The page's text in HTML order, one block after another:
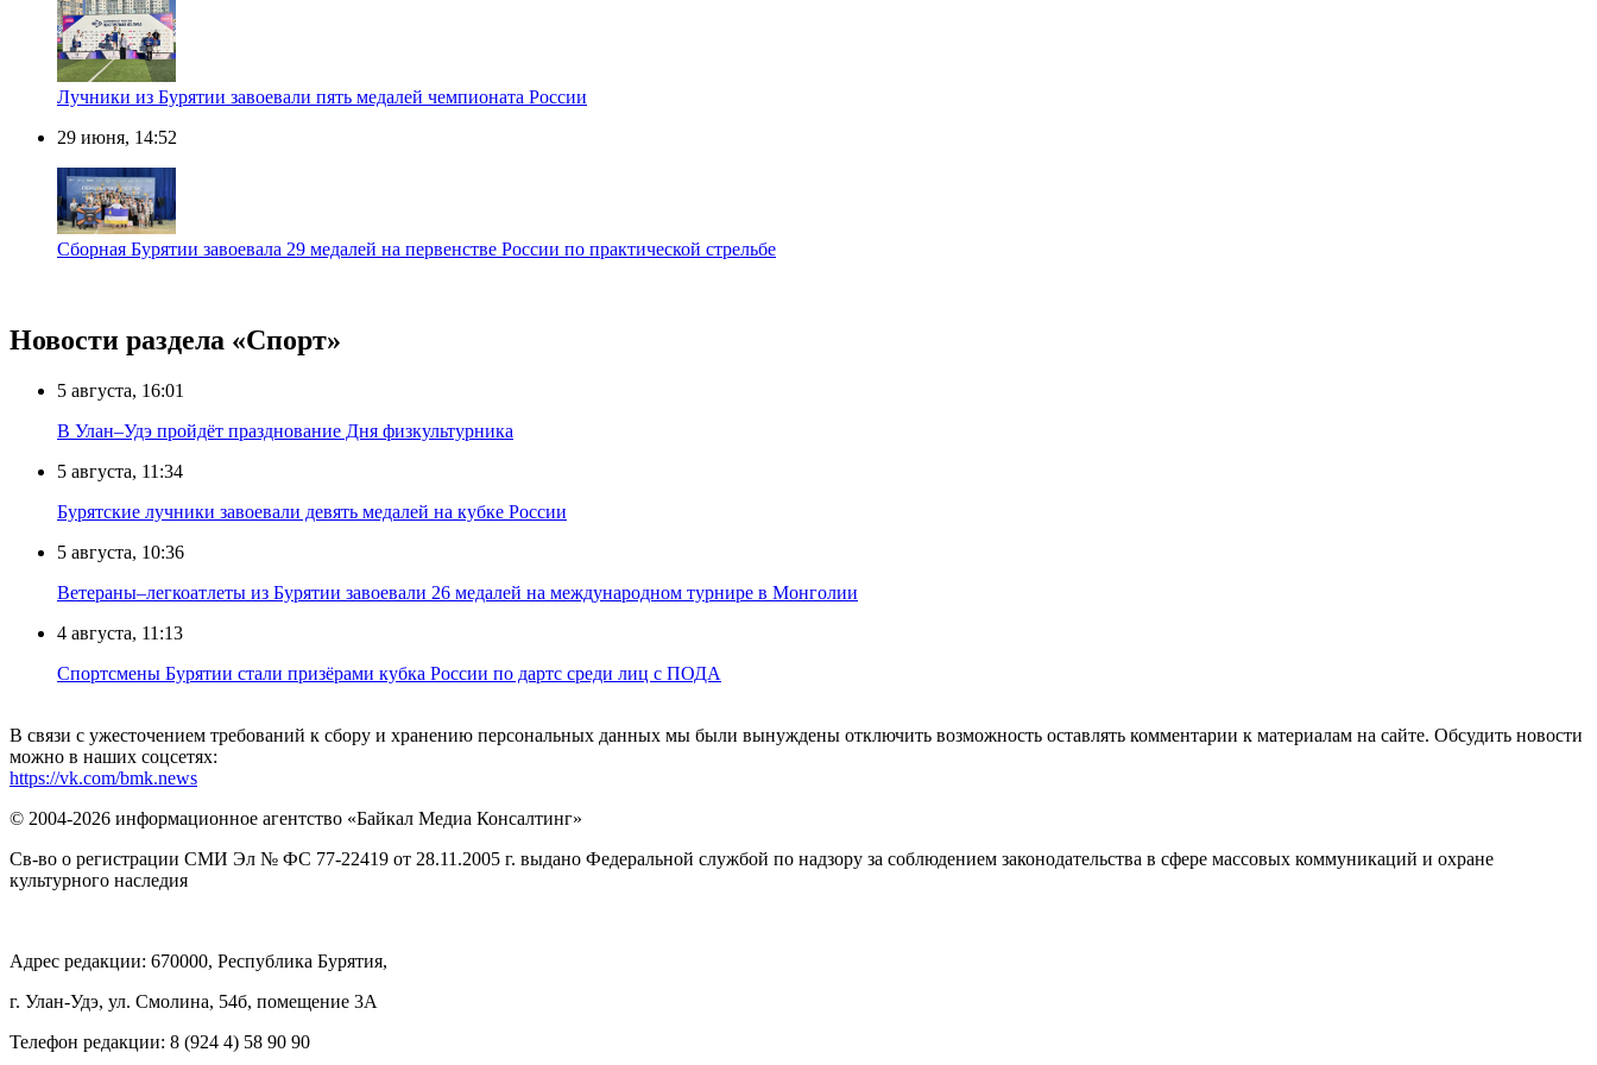
Лучники из Бурятии завоевали пять медалей чемпионата России
29 июня, 14:52
Сборная Бурятии завоевала 29 медалей на первенстве России по практической стрельбе
Новости раздела «Cпорт»
5 августа, 16:01
В Улан–Удэ пройдёт празднование Дня физкультурника
5 августа, 11:34
Бурятские лучники завоевали девять медалей на кубке России
5 августа, 10:36
Ветераны–легкоатлеты из Бурятии завоевали 26 медалей на международном турнире в Монголии
4 августа, 11:13
Спортсмены Бурятии стали призёрами кубка России по дартс среди лиц с ПОДА
В связи с ужесточением требований к сбору и хранению персональных данных мы были вынуждены отключить возможность оставлять комментарии к материалам на сайте. Обсудить новости
можно в наших соцсетях:
https://vk.com/bmk.news
© 2004-2026 информационное агентство «Байкал Медиа Консалтинг»
Св-во о регистрации СМИ Эл № ФС 77-22419 от 28.11.2005 г. выдано Федеральной службой по надзору за соблюдением законодательства в сфере массовых коммуникаций и охране
культурного наследия
Адрес редакции: 670000, Республика Бурятия,
г. Улан-Удэ, ул. Смолина, 54б, помещение 3А
Телефон редакции: ‎‎8 (924 4) 58 90 90